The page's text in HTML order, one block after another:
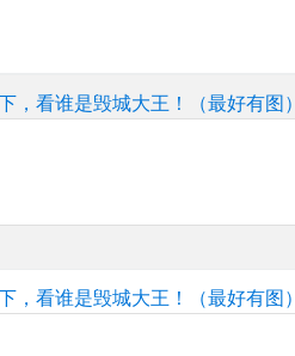
，看谁是毁城大王！（最好有图）
，看谁是毁城大王！（最好有图）